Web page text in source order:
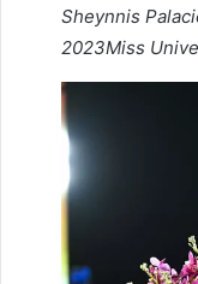
Sheynnis
2023Miss